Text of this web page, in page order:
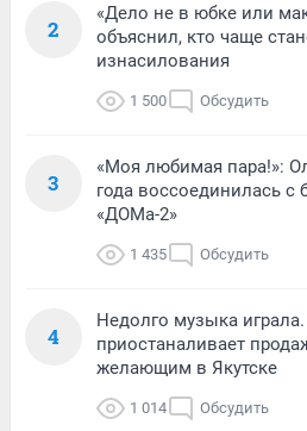
2
«Дело не в юбке или
объяснил, кто чаще
изнасилования
1 500 Обсудить
3
«Моя любимая пара!»:
года воссоединилась
«ДОМа-2»
1 435 Обсудить
4
Недолго музыка
приостаналивает
желающим в Якутске
1 014 Обсудить